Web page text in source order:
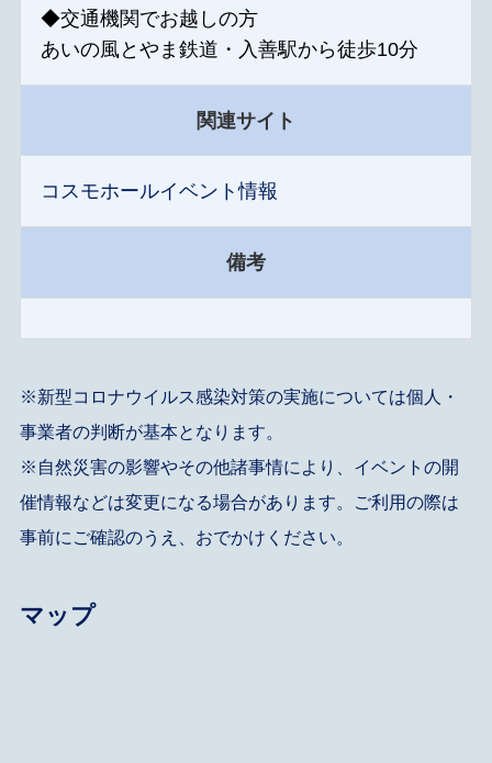
◆交通機関でお越しの方
あいの風とやま鉄道・入善駅から徒歩10分
関連サイト
コスモホールイベント情報
備考
※新型コロナウイルス感染対策の実施については個人・
事業者の判断が基本となります。
※自然災害の影響やその他諸事情により、イベントの開
催情報などは変更になる場合があります。ご利用の際は
事前にご確認のうえ、おでかけください。
マップ